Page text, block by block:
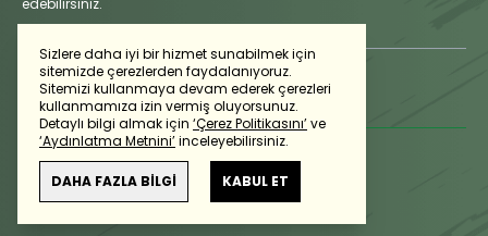
Sizlere daha iyi bir hizmet sunabilmek için
sitemizde çerezlerden faydalanıyoruz.
Sitemizi kullanmaya devam ederek çerezleri
kullanmamıza izin vermiş oluyorsunuz.
Detaylı bilgi almak için ‘Çerez Politikasını’ve
‘Aydınlatma Metnini’inceleyebilirsiniz.
DAHA FAZLA BİLGİ KABUL ET